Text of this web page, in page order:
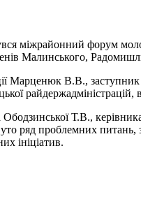
міжрайонний форум
Малинського,
Марценюк В.В.,
Ободзинської Т.В.,
ряд проблемних
ініціатив.